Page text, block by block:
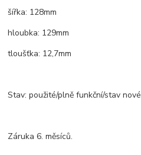
šířka: 128mm
hloubka: 129mm
tloušťka: 12,7mm
Stav: použité/plně funkční/stav nové
Záruka 6. měsíců.